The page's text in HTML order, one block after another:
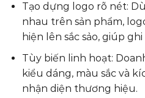
Tạo dựng logo rõ nét:
nhau trên sản phẩm,
hiện lên sắc sảo, giúp
Tùy biến linh hoạt:
kiểu dáng, màu sắc và
nhận diện thương hiệu.